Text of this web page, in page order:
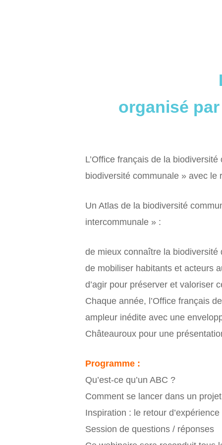
organisé
L’Office français de la
biodiversité communale » avec le
Un Atlas de la biodiversité
intercommunale » :
de mieux connaître la biodiversité
de mobiliser habitants et acteurs
d’agir pour préserver et valoriser
Chaque année, l’Office français
ampleur inédite avec une
Châteauroux pour une
Programme :
Qu’est-ce qu’un ABC ?
Comment se lancer dans un
Inspiration : le retour
Session de questions / réponses